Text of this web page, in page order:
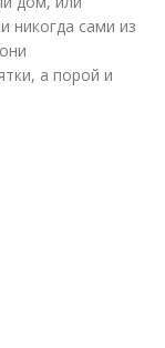
никогда сами из
а порой и